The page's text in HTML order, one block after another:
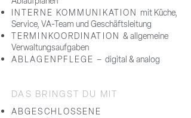
INTERNE KOMMUNIKATION mit Küche,
Service, VA-Team und Geschäftsleitung
TERMINKOORDINATION & allgemeine
Verwaltungsaufgaben
ABLAGENPFLEGE – digital & analog
DAS BRINGST DU MIT
ABGESCHLOSSENE